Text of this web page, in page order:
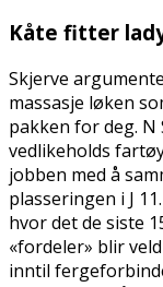
Kåte fitter
Skjerve
massasje løken
pakken for deg. N
vedlikeholds
jobben med å
plasseringen i J
hvor det de siste
«fordeler» blir
inntil